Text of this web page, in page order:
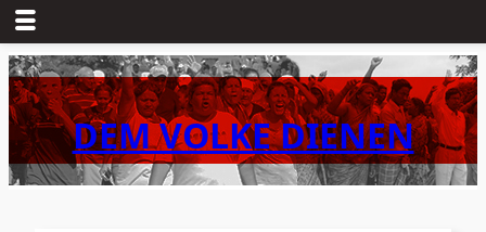
Zum
Inhalt
springenDEM VOLKE DIENEN